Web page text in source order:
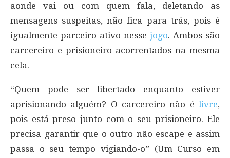
aonde vai ou com quem fala, deletando as
mensagens suspeitas, não fica para trás, pois é
igualmente parceiro ativo nesse jogo. Ambos são
carcereiro e prisioneiro acorrentados na mesma
cela.
“Quem pode ser libertado enquanto estiver
aprisionando alguém? O carcereiro não é livre,
pois está preso junto com o seu prisioneiro. Ele
precisa garantir que o outro não escape e assim
passa o seu tempo vigiando-o” (Um Curso em